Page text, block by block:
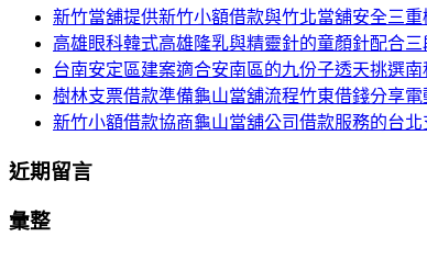
新竹當舖提供新竹小額借款與竹北當舖安全三重
高雄眼科韓式高雄隆乳與精靈針的童顏針配合
台南安定區建案適合安南區的九份子透天挑選南
樹林支票借款準備龜山當舖流程竹東借錢分享電
新竹小額借款協商龜山當舖公司借款服務的台北
近期留言
彙整